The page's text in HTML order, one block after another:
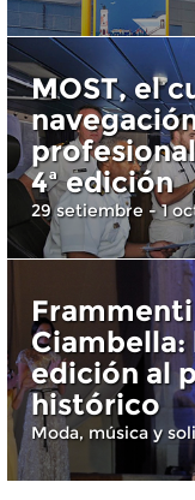
MOST, el
4ª edición
29 setiembre - 1
Ciambella:
edición al
histórico
Moda, música y